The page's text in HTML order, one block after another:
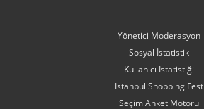
Yönetici Moderasyon
Sosyal İstatistik
Kullanıcı İstatistiği
İstanbul Shopping Fest
Seçim Anket Motoru